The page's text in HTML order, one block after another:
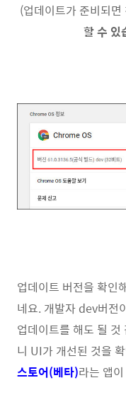
(업데이트가 준비되면
할 수 있
업데이트 버전을 확인
네요. 개발자 dev버전
업데이트를 해도 될
니 UI가 개선된 것을
스토어(베타)라는 앱